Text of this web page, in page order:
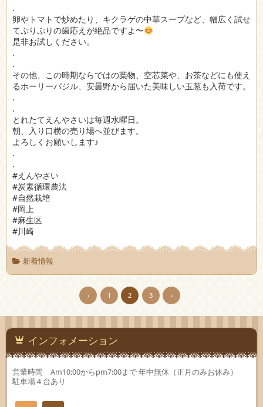
.
卵やトマトで炒めたり、キクラゲの中華スープなど、幅広く試せ
てぷりぷりの歯応えが絶品ですよ〜
是非お試しください。
.
.
その他、この時期ならではの葉物、空芯菜や、お茶などにも使え
るホーリーバジル、安曇野から届いた美味しい玉葱も入荷です。
.
.
とれたてえんやさいは毎週水曜日。
朝、入り口横の売り場へ並びます。
よろしくお願いします♪
.
.
#えんやさい
#炭素循環農法
#自然栽培
#岡上
#麻生区
#川崎
新着情報
‹ 1 2 3 ›
インフォメーション
営業時間 Am10:00からpm7:00まで 年中無休（正月のみお休み）
駐車場４台あり